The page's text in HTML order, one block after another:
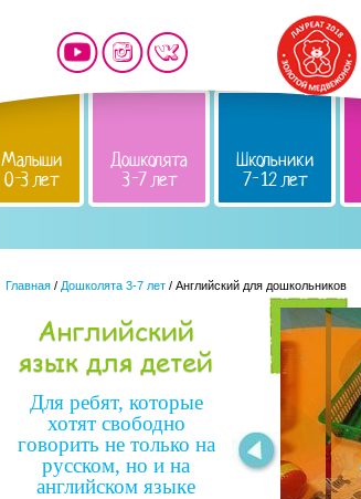
Малыши
0-3 лет
Дошколята
3-7 лет
Школьники
7-12 лет
Главная / Дошколята 3-7 лет / Английский для дошкольников
Английский
язык для детей
Для ребят, которые
хотят свободно
говорить не только на
русском, но и на
английском языке